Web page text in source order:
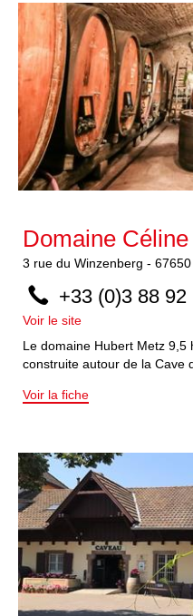
Domaine
3 rue du Winzenberg - 67650
+33 (0)3 88 92
Voir le site
Le domaine Hubert Metz 9,5
construite autour de la Cave
Voir la fiche